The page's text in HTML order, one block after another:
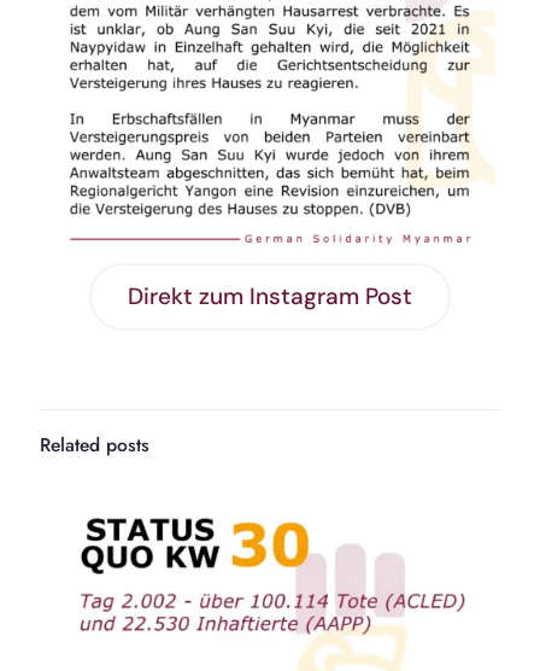
Direkt zum Instagram Post
Related posts